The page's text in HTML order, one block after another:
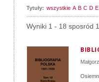
Tytuły: wszystkie A B C D E
Wyniki 1 - 18 sposród